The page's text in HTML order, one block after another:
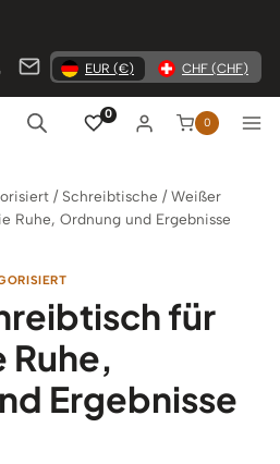
EUR (€) CHF (CHF)
0
0
/ Schreibtische /Weißer
Ruhe, Ordnung und Ergebnisse
für
Ruhe,
Ergebnisse